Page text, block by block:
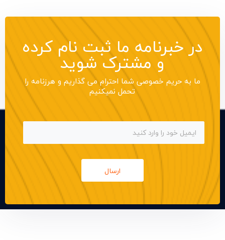
در خبرنامه ما ثبت نام کرده
و مشترک شوید
ما به حریم خصوصی شما احترام می گذاریم و هرزنامه را
تحمل نمیکنیم
ارسال